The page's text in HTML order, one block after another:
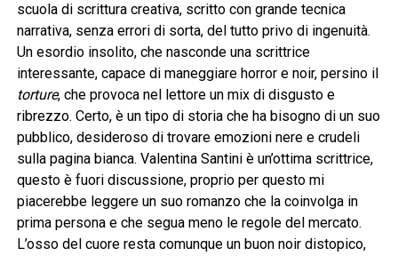
scuola di scrittura creativa, scritto con grande tecnica
narrativa, senza errori di sorta, del tutto privo di ingenuità.
Un esordio insolito, che nasconde una scrittrice
interessante, capace di maneggiare horror e noir, persino il
torture, che provoca nel lettore un mix di disgusto e
ribrezzo. Certo, è un tipo di storia che ha bisogno di un suo
pubblico, desideroso di trovare emozioni nere e crudeli
sulla pagina bianca. Valentina Santini è un’ottima scrittrice,
questo è fuori discussione, proprio per questo mi
piacerebbe leggere un suo romanzo che la coinvolga in
prima persona e che segua meno le regole del mercato.
L’osso del cuore resta comunque un buon noir distopico,